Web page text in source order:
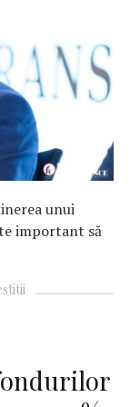
unui
important să